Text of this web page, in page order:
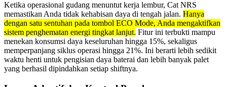
Ketika operasional gudang menuntut kerja lembur, Cat NRS
memastikan Anda tidak kehabisan daya di tengah jalan. Hanya
dengan satu sentuhan pada tombol ECO Mode, Anda mengaktifkan
sistem penghematan energi tingkat lanjut. Fitur ini terbukti mampu
menekan konsumsi daya keseluruhan hingga 15%, sekaligus
memperpanjang siklus operasi hingga 21%. Ini berarti lebih sedikit
waktu henti untuk pengisian daya baterai dan lebih banyak palet
yang berhasil dipindahkan setiap shiftnya.